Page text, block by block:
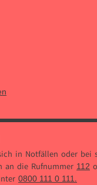
in Notfällen oder bei
an die Rufnummer 112
0800 111 0 111 .